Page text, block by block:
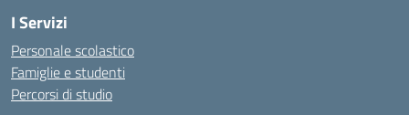
I Servizi
Personale scolastico
Famiglie e studenti
Percorsi di studio